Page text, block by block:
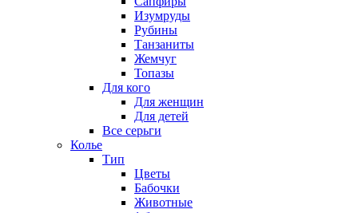
Изумруды
Рубины
Танзаниты
Жемчуг
Топазы
Для кого
Для женщин
Для детей
Все серьги
Колье
Тип
Цветы
Бабочки
Животные